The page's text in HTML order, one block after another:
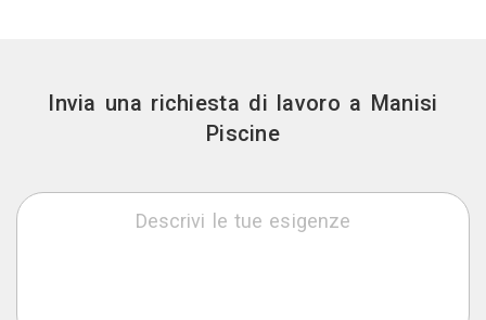
Invia una richiesta di lavoro a Manisi
Piscine